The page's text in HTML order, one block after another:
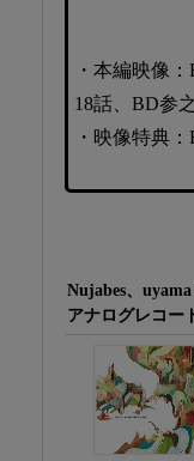
・本編映像
18話、BD参
・映像特典
Nujabes、
アナログレコー